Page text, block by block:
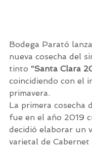
Bodega Parató
nueva cosecha del
tinto “Santa Clara
coincidiendo con el
primavera.
La primera cosecha
fue en el año 2019
decidió elaborar un
varietal de Cabernet